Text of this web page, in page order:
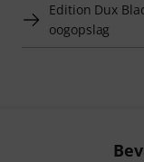
Edition Dux
oogopslag